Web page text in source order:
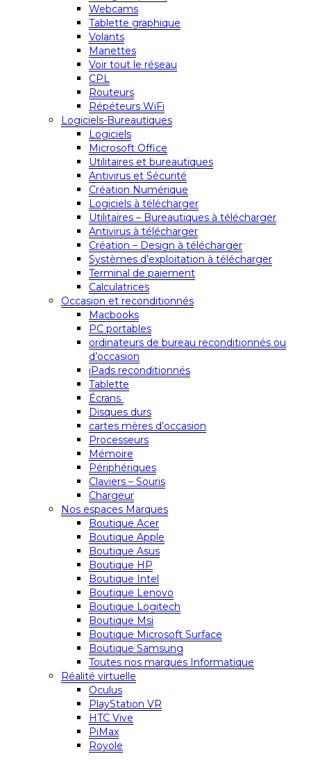
Webcams
Tablette graphique
Volants
Manettes
Voir tout le réseau
CPL
Routeurs
Répéteurs WiFi
Logiciels-Bureautiques
Logiciels
Microsoft Office
Utilitaires et bureautiques
Antivirus et Sécurité
Création Numérique
Logiciels à télécharger
Utilitaires – Bureautiques à télécharger
Antivirus à télécharger
Création – Design à télécharger
Systèmes d’exploitation à télécharger
Terminal de paiement
Calculatrices
Occasion et reconditionnés
Macbooks
PC portables
ordinateurs de bureau reconditionnés ou
d’occasion
iPads reconditionnés
Tablette
Écrans
Disques durs
cartes mères d’occasion
Processeurs
Mémoire
Périphériques
Claviers – Souris
Chargeur
Nos espaces Marques
Boutique Acer
Boutique Apple
Boutique Asus
Boutique HP
Boutique Intel
Boutique Lenovo
Boutique Logitech
Boutique Msi
Boutique Microsoft Surface
Boutique Samsung
Toutes nos marques Informatique
Réalité virtuelle
Oculus
PlayStation VR
HTC Vive
PiMax
Royole